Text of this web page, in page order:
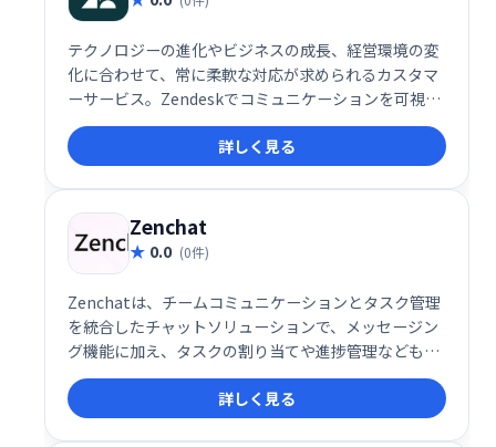
テクノロジーの進化やビジネスの成長、経営環境の変
化に合わせて、常に柔軟な対応が求められるカスタマ
ーサービス。Zendeskでコミュニケーションを可視化
し、お客様の期待値を超える体験を届けませんか？
詳しく見る
Zenchat
0.0 (0件)
Zenchatは、チームコミュニケーションとタスク管理
を統合したチャットソリューションで、メッセージン
グ機能に加え、タスクの割り当てや進捗管理なども一
元化します。
詳しく見る